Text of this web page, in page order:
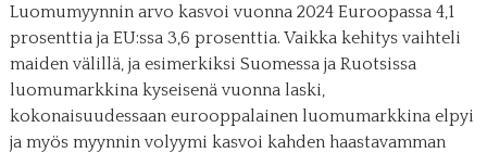
Luomumyynnin arvo kasvoi vuonna 2024 Euroopassa 4,1
prosenttia ja EU:ssa 3,6 prosenttia. Vaikka kehitys vaihteli
maiden välillä, ja esimerkiksi Suomessa ja Ruotsissa
luomumarkkina kyseisenä vuonna laski,
kokonaisuudessaan eurooppalainen luomumarkkina elpyi
ja myös myynnin volyymi kasvoi kahden haastavamman